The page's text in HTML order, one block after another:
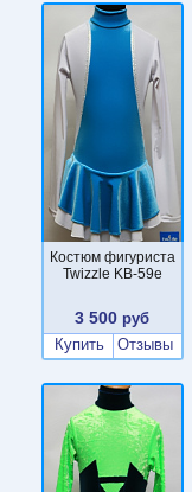
Костюм фигуриста
Twizzle KB-59e
3 500 руб
Купить
Отзывы